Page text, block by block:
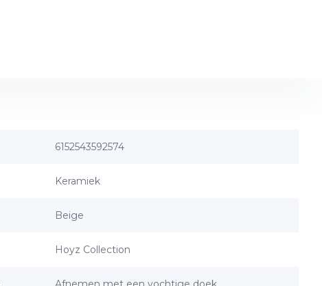
6152543592574
Keramiek
Beige
Hoyz Collection